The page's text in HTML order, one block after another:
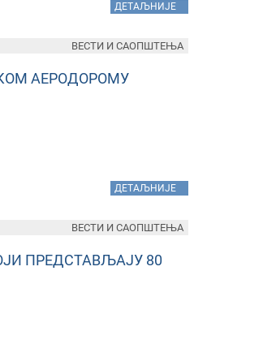
ДЕТАЉНИЈЕ
АЕРОДОРОМУ
ДЕТАЉНИЈЕ
ВЕСТИ И САОПШТЕЊА
ПРЕДСТАВЉАЈУ 80
ВЕСТИ И САОПШТЕЊА